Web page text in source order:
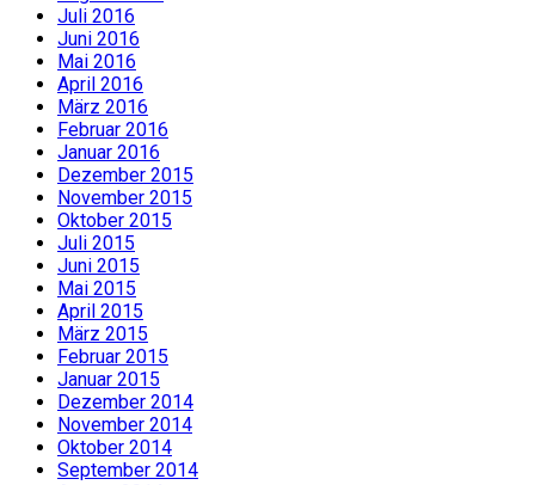
Juli 2016
Juni 2016
Mai 2016
April 2016
März 2016
Februar 2016
Januar 2016
Dezember 2015
November 2015
Oktober 2015
Juli 2015
Juni 2015
Mai 2015
April 2015
März 2015
Februar 2015
Januar 2015
Dezember 2014
November 2014
Oktober 2014
September 2014